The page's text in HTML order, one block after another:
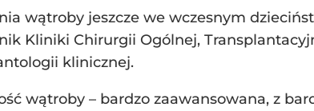
wątroby jeszcze we wczesnym
Kliniki Chirurgii Ogólnej,
klinicznej.
wątroby – bardzo zaawansowana, z